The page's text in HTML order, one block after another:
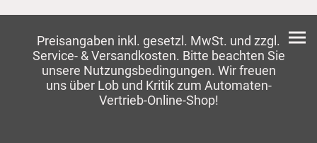
Preisangaben inkl. gesetzl. MwSt. und zzgl.
Service- & Versandkosten. Bitte beachten Sie
unsere Nutzungsbedingungen. Wir freuen
uns über Lob und Kritik zum Automaten-
Vertrieb-Online-Shop!